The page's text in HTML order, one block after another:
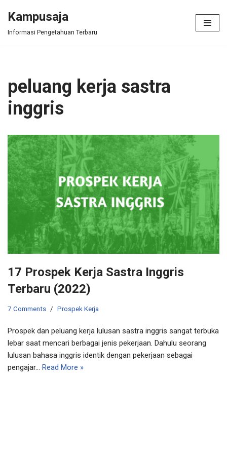
Skip
Kampusaja
Informasi Pengetahuan Terbaru
peluang kerja sastra
inggris
17 Prospek Kerja Sastra Inggris
Terbaru (2022)
7 Comments Prospek Kerja
Prospek dan peluang kerja lulusan sastra inggris sangat terbuka
lebar saat mencari berbagai jenis pekerjaan. Dahulu seorang
lulusan bahasa inggris identik dengan pekerjaan sebagai
pengajar… Read More »